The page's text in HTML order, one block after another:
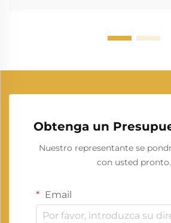
Obtenga un
Nuestro representante se
con usted pronto.
Email